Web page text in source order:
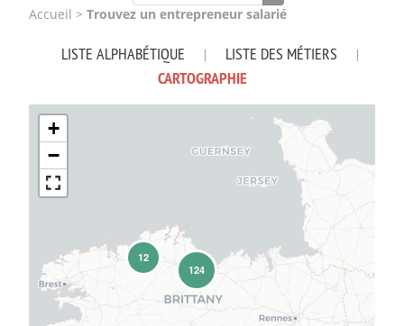
Accueil > Trouvez un entrepreneur salarié
LISTE ALPHABÉTIQUE | LISTE DES MÉTIERS |
CARTOGRAPHIE
12
124
+
−